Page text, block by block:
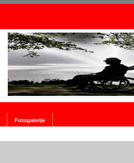
Fotogalerije